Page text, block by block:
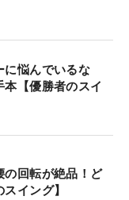
に悩んでいるな
本【優勝者のスイ
の回転が絶品！ど
イング】